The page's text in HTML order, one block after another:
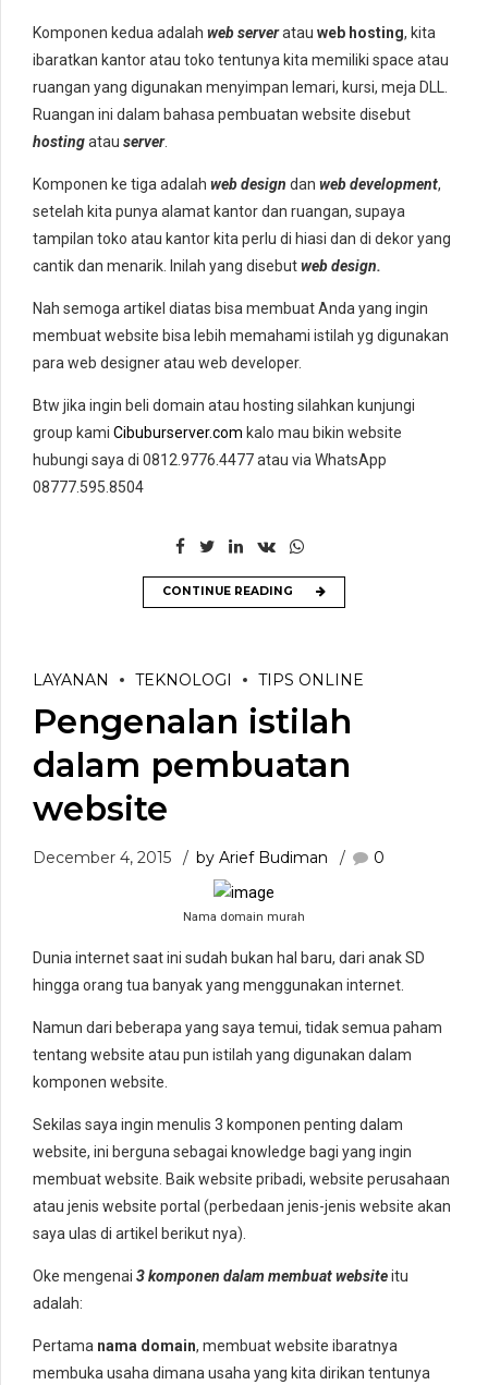
Komponen kedua adalah web serveratau web hosting, kita
ibaratkan kantor atau toko tentunya kita memiliki space atau
ruangan yang digunakan menyimpan lemari, kursi, meja DLL.
Ruangan ini dalam bahasa pembuatan website disebut
hostingatau server.
Komponen ke tiga adalah web design dan web development,
setelah kita punya alamat kantor dan ruangan, supaya
tampilan toko atau kantor kita perlu di hiasi dan di dekor yang
cantik dan menarik. Inilah yang disebutweb design.
Nah semoga artikel diatas bisa membuat Anda yang ingin
membuat website bisa lebih memahami istilah yg digunakan
para web designer atau web developer.
Btw jika ingin beli domain atau hosting silahkan kunjungi
group kami Cibuburserver.com kalo mau bikin website
hubungi saya di 0812.9776.4477 atau via WhatsApp
08777.595.8504
CONTINUE READING
LAYANAN TEKNOLOGI TIPS ONLINE
Pengenalan istilah
dalam pembuatan
website
December 4, 2015 by Arief Budiman 0
Nama domain murah
Dunia internet saat ini sudah bukan hal baru, dari anak SD
hingga orang tua banyak yang menggunakan internet.
Namun dari beberapa yang saya temui, tidak semua paham
tentang website atau pun istilah yang digunakan dalam
komponen website.
Sekilas saya ingin menulis 3 komponen penting dalam
website, ini berguna sebagai knowledge bagi yang ingin
membuat website. Baik website pribadi, website perusahaan
atau jenis website portal (perbedaan jenis-jenis website akan
saya ulas di artikel berikut nya).
Oke mengenai 3 komponen dalam membuat websiteitu
adalah:
Pertama nama domain, membuat website ibaratnya
membuka usaha dimana usaha yang kita dirikan tentunya